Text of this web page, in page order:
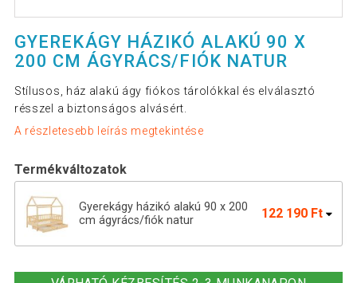
GYEREKÁGY HÁZIKÓ ALAKÚ 90 X
200 CM ÁGYRÁCS/FIÓK NATUR
Stílusos, ház alakú ágy fiókos tárolókkal és elválasztó
résszel a biztonságos alvásért.
A részletesebb leírás megtekintése
Termékváltozatok
Gyerekágy házikó alakú 90 x 200
cm ágyrács/fiók natur
122 190 Ft
ágyrácskal és fiókokkal fehér